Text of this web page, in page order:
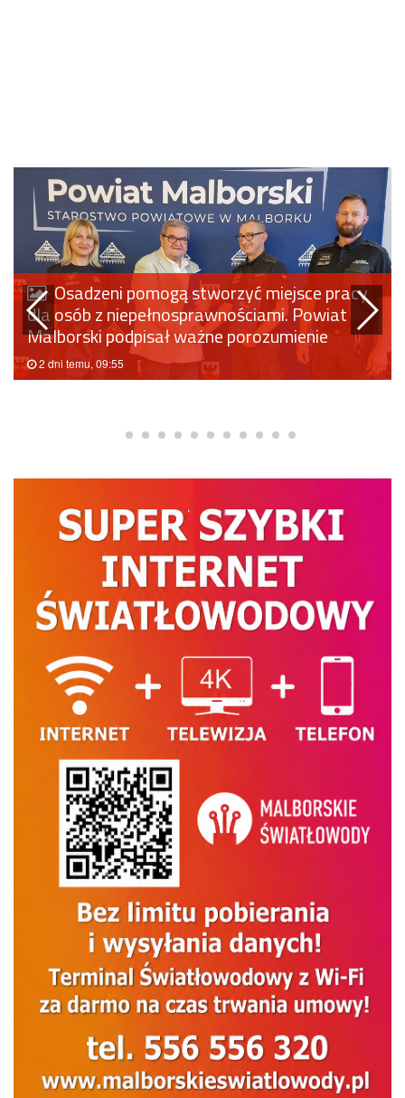
Osadzeni pomogą stworzyć miejsce pracy
dla osób z niepełnosprawnościami. Powiat
Malborski podpisał ważne porozumienie
2 dni temu, 09:55